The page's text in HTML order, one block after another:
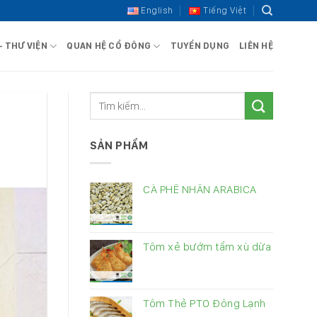
English Tiếng Việt
THƯ VIỆN QUAN HỆ CỔ ĐÔNG TUYỂN DỤNG LIÊN HỆ
SẢN PHẨM
CÀ PHÊ NHÂN ARABICA
Tôm xẻ bướm tẩm xù dừa
Tôm Thẻ PTO Đông Lạnh